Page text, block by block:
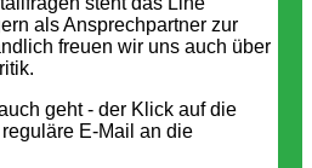
als Ansprechpartner zur
freuen wir uns auch über
geht - der Klick auf die
E-Mail an die